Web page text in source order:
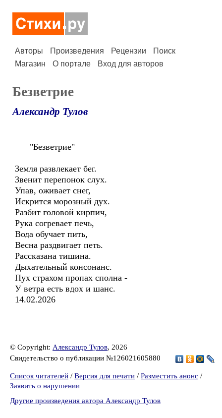
Авторы Произведения Рецензии
Поиск
Магазин
О портале Вход для авторов
Безветрие
Александр Тулов
"Безветрие"
Земля развлекает бег.
Звенит перепонок слух.
Упав, оживает снег,
Искрится морозный дух.
Разбит головой кирпич,
Рука согревает печь,
Вода обучает пить,
Весна раздвигает петь.
Рассказана тишина.
Дыхательный консонанс.
Пух страхом пропах сполна -
У ветра есть вдох и шанс.
14.02.2026
© Copyright: Александр Тулов, 2026
Свидетельство о публикации №126021605880
Список читателей / Версия для печати / Разместить анонс /
Заявить о нарушении
Другие произведения автора Александр Тулов